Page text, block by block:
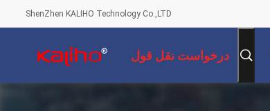
ShenZhen KALIHO Technology Co.,LTD
درخواست نقل قول